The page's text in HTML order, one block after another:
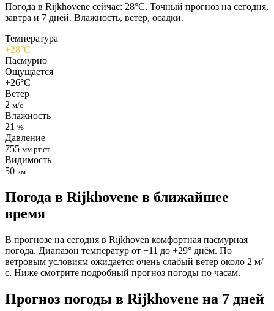
Погода в Rijkhovenе сейчас: 28°C. Точный прогноз на сегодня,
завтра и 7 дней. Влажность, ветер, осадки.
Температура
+28°C
Пасмурно
Ощущается
+26°C
Ветер
2 м/с
Влажность
21 %
Давление
755 мм рт.ст.
Видимость
50 км
Погода в Rijkhovenе в ближайшее
время
В прогнозе на сегодня в Rijkhoven комфортная пасмурная
погода. Диапазон температур от +11 до +29° днём. По
ветровым условиям ожидается очень слабый ветер около 2 м/
с. Ниже смотрите подробный прогноз погоды по часам.
Прогноз погоды в Rijkhovenе на 7 дней